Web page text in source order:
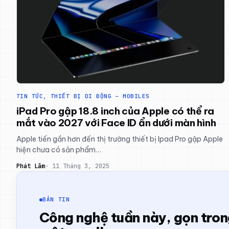
TIN TỨC THIẾT BỊ DI ĐỘNG – MOBILES
iPad Pro gập 18.8 inch của Apple có thể ra
mắt vào 2027 với Face ID ẩn dưới màn hình
Apple tiến gần hơn đến thị trường thiết bị Ipad Pro gập Apple
hiện chưa có sản phẩm…
Phát Lâm 11 Tháng 3, 2025
BẢN TIN
Công nghệ tuần này, gọn